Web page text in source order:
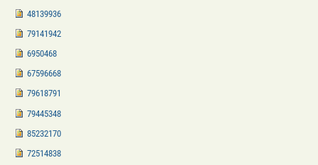
48139936
79141942
6950468
67596668
79618791
79445348
85232170
72514838